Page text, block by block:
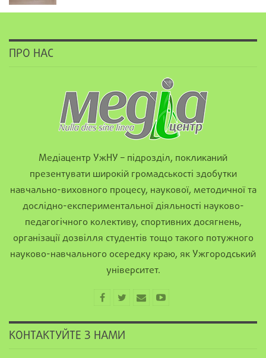
ПРО НАС
Медіацентр УжНУ – підрозділ, покликаний
презентувати широкій громадськості здобутки
навчально-виховного процесу, наукової, методичної та
дослідно-експериментальної діяльності науково-
педагогічного колективу, спортивних досягнень,
організації дозвілля студентів тощо такого потужного
науково-навчального осередку краю, як Ужгородський
університет.
КОНТАКТУЙТЕ З НАМИ